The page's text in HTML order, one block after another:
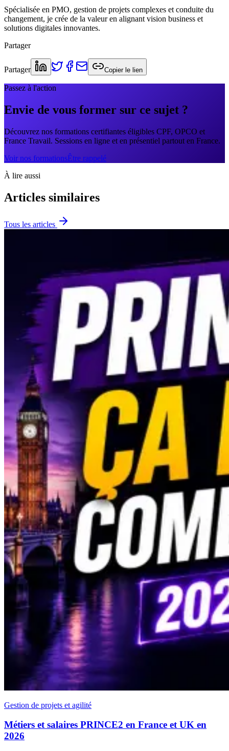
Spécialisée en PMO, gestion de projets complexes et conduite du
changement, je crée de la valeur en alignant vision business et
solutions digitales innovantes.
Partager
Partager Copier le lien
Passez à l'action
Envie de vous former sur ce sujet ?
Découvrez nos formations certifiantes éligibles CPF, OPCO et
France Travail. Sessions en ligne et en présentiel partout en France.
Voir nos formationsÊtre rappelé
À lire aussi
Articles similaires
Tous les articles
Gestion de projets et agilité
Métiers et salaires PRINCE2 en France et UK en
2026